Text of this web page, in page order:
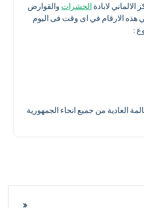
لابادةالحشراتوالقوارض
هذه الارقام في اى وقت فى اليوم
: